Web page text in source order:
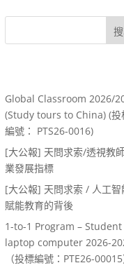
Global Classroom 2026/
(Study tours to China) (投
編號： PTS26-0016)
[大公報] 天問求索/透視教
業發展指標
[大公報] 天問求索 / 人工智
賦能教育的背後
1-to-1 Program – Student
laptop computer 2026-
（投標編號：PTE26-00015